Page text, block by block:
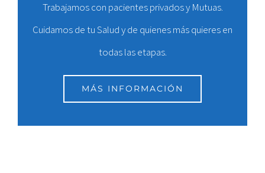
Trabajamos con pacientes privados y Mutuas.
Cuidamos de tu Salud y de quienes más quieres en
todas las etapas.
MÁS INFORMACIÓN